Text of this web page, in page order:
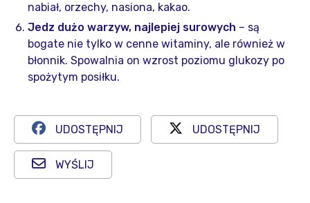
nabiał, orzechy, nasiona, kakao.
Jedz dużo warzyw, najlepiej surowych – są
bogate nie tylko w cenne witaminy, ale również w
błonnik. Spowalnia on wzrost poziomu glukozy po
spożytym posiłku.
UDOSTĘPNIJ UDOSTĘPNIJ
WYŚLIJ